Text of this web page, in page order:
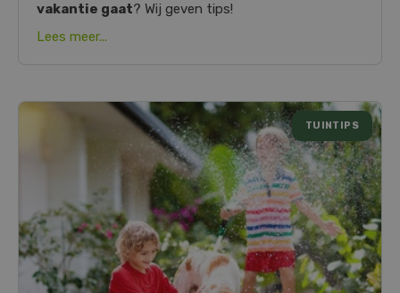
vakantie gaat? Wij geven tips!
Lees meer...
TUINTIPS